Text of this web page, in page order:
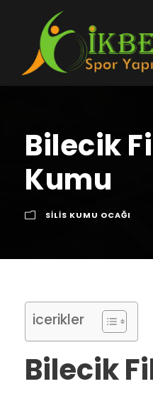
Bilecik
Kumu
SILIS KUMU OCAĞI
icerikler
Bilecik